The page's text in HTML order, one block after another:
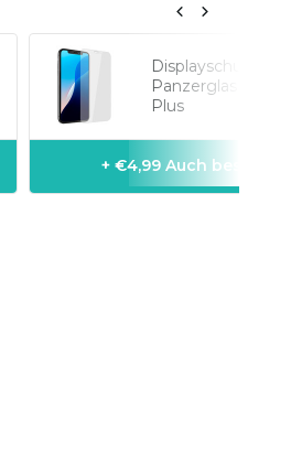
Displayschutz
Panzerglas
Plus
+ €4,99 Auch bestellen